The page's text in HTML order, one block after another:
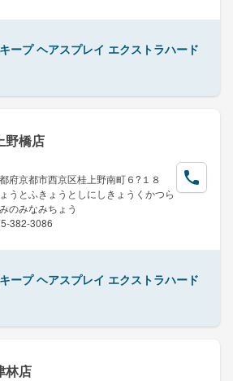
ープ ヘアスプレイ エクストラハード
橋店
府京都市西京区桂上野南町６?１８
うとふきょうとしにしきょうくかつら
のみなみちょう
382-3086
ープ ヘアスプレイ エクストラハード
林店